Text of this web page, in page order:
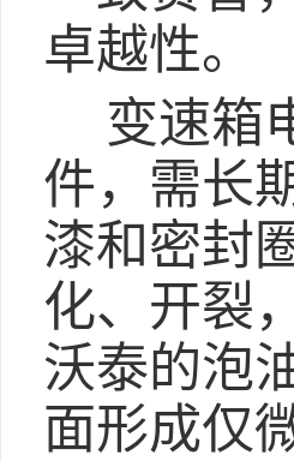
卓越性。
变速箱
件，需长
漆和密封
化、开裂
沃泰的泡
面形成仅